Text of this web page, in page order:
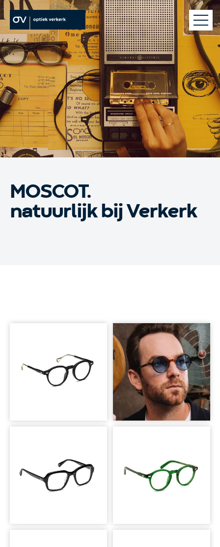
brillen
contactlenzen
oogzorg
webshop
optiek verkerk
MOSCOT.
natuurlijk bij Verkerk